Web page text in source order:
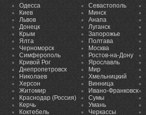
Одесса
Киев
Львов
Донецк
Крым
Ялта
Черноморск
Симферополь
Кривой Рог
Днепропетровск
Николаев
Херсон
Житомир
Краснодар (Россия)
Керчь
Коктебель
Севастополь
Минск
Анапа
Луганск
Запорожье
Полтава
Москва
Ростов-на-Дону
Ярославль
Мир
Хмельницкий
Винница
Ивано-Франковск
Сумы
Умань
Черкассы